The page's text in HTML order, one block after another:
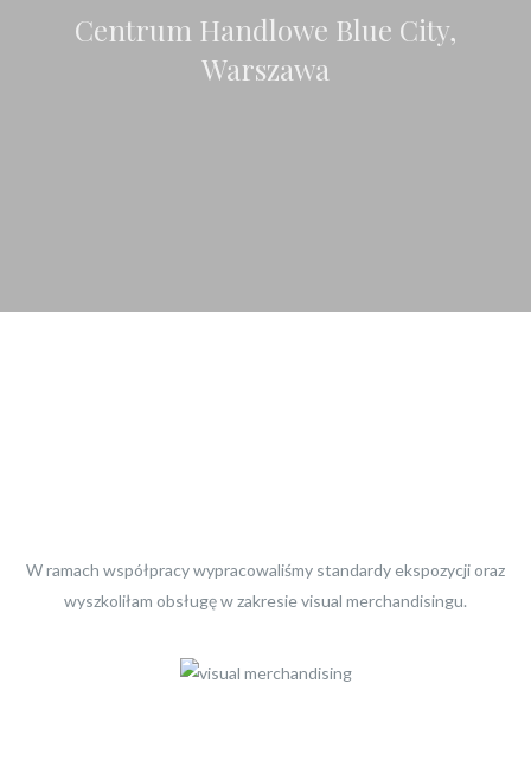
Centrum Handlowe Blue City,
Warszawa
W ramach współpracy wypracowaliśmy standardy ekspozycji oraz
wyszkoliłam obsługę w zakresie visual merchandisingu.